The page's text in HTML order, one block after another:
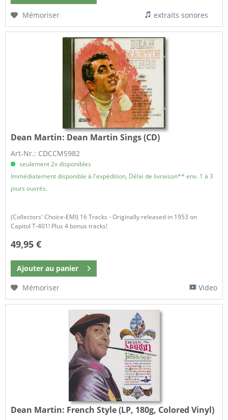
Mémoriser
extraits sonores
Dean Martin: Dean Martin Sings (CD)
Art-Nr.: CDCCM5982
seulement 2x disponibles
Immédiatement disponible à l'expédition, Délai de livraison** env. 1 à 3
jours ouvrés.
(Collectors' Choice-EMI) 16 Tracks - Originally released in 1953 on
Capitol T-401! Plus 4 bonus tracks!
49,95 €
Ajouter au panier
Mémoriser
Video
Dean Martin: French Style (LP, 180g, Colored Vinyl)